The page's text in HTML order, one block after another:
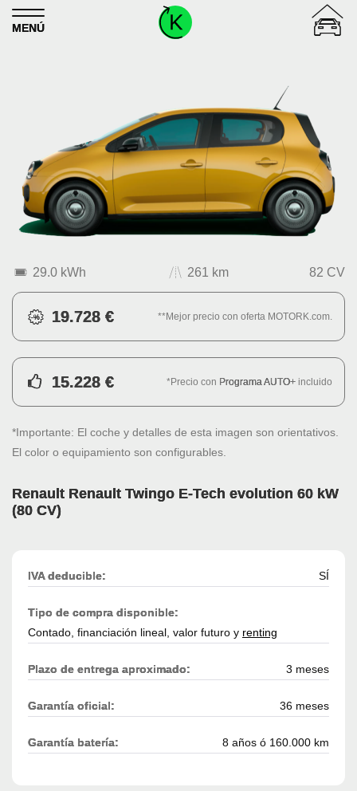
Skip to content
MENÚ
29.0 kWh 261 km 82 CV
19.728 € **Mejor precio con oferta MOTORK.com.
15.228 € *Precio con Programa AUTO+ incluido
*Importante: El coche y detalles de esta imagen son orientativos.
El color o equipamiento son configurables.
Renault Renault Twingo E-Tech evolution 60 kW
(80 CV)
IVA deducible: SÍ
Tipo de compra disponible:
Contado, financiación lineal, valor futuro y renting
Plazo de entrega aproximado: 3 meses
Garantía oficial: 36 meses
Garantía batería: 8 años ó 160.000 km